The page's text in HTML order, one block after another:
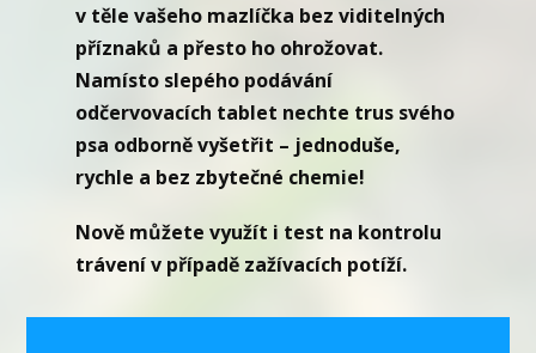
v těle vašeho mazlíčka bez viditelných
příznaků a přesto ho ohrožovat.
Namísto slepého podávání
odčervovacích tablet nechte trus svého
psa odborně vyšetřit – jednoduše,
rychle a bez zbytečné chemie!
Nově můžete využít i test na kontrolu
trávení v případě zažívacích potíží.